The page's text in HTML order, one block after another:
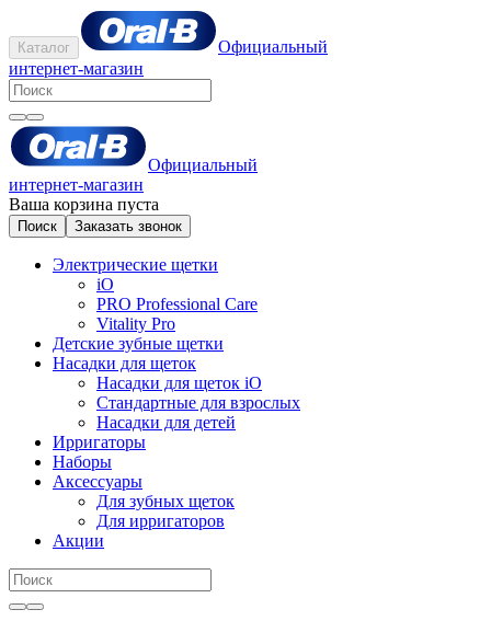
Каталог
Официальный
интернет-магазин
Официальный
интернет-магазин
Ваша корзина пуста
Поиск Заказать звонок
Электрические щетки
iO
PRO Professional Care
Vitality Pro
Детские зубные щетки
Насадки для щеток
Насадки для щеток iO
Стандартные для взрослых
Насадки для детей
Ирригаторы
Наборы
Аксессуары
Для зубных щеток
Для ирригаторов
Акции